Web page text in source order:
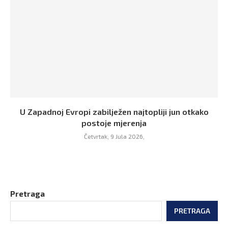
U Zapadnoj Evropi zabilježen najtopliji jun otkako
postoje mjerenja
Četvrtak, 9 Jula 2026,
Pretraga
PRETRAGA